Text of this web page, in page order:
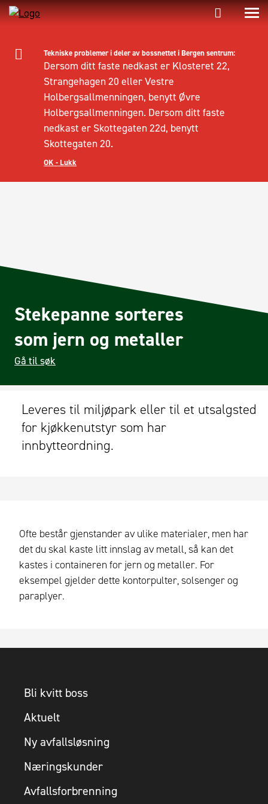
Tekniske problemer i deler av bossnettet i Bergen sentrum:
Dersom ditt faste nedkast er Klosteret 22,
Strangehagen 20 eller Vestre
Holbergsallmenningen, benytt Øvre
Holbergsallmenningen. Dersom ditt faste
nedkast er Skottegaten 22d, benytt
Skottegaten 20.
OK - Lukk
Stekepanne sorteres
som jern og metaller
Gå til søk
Leveres til miljøpark eller til et utsalgsted
for kjøkkenutstyr som har
innbytteordning.
Ofte består gjenstander av ulike materialer, men har
det du skal kaste litt innslag av metall, så kan det
kastes i containeren for jern og metaller. For
eksempel gjelder dette kontorpulter, solsenger og
paraplyer.
Bli kvitt boss
Aktuelt
Ny avfallsløsning
Næringskunder
Avfallsforbrenning